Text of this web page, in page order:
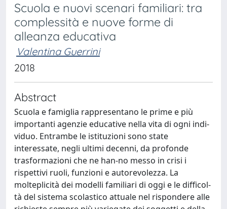
Scuola e nuovi scenari familiari: tra
complessità e nuove forme di
alleanza educativa
Valentina Guerrini
2018
Abstract
Scuola e famiglia rappresentano le prime e più
importanti agenzie educative nella vita di ogni indi-
viduo. Entrambe le istituzioni sono state
interessate, negli ultimi decenni, da profonde
trasformazioni che ne han-no messo in crisi i
rispettivi ruoli, funzioni e autorevolezza. La
molteplicità dei modelli familiari di oggi e le difficol-
tà del sistema scolastico attuale nel rispondere alle